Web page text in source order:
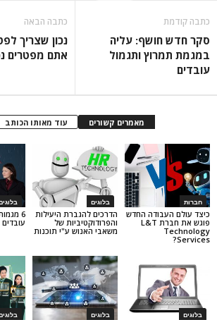
עליה
ותגמול
נכון שצריך לפטר אבל האם
אתם מפטרים נכון?
עוד מאותו הכותב
בלוגים
6 מגמות בתחום קליטת
עובדים חדשים
בלוגים
הדרכים להגברת היעילות
והפרודוקטיביות של
משאבי האנוש ע"י תוכנות
החדש
פוגש את חברת L&T
בלוגים